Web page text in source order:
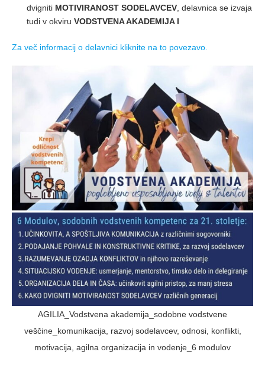
dvigniti MOTIVIRANOST SODELAVCEV , delavnica se izvaja
tudi v okviru VODSTVENA AKADEMIJA I
Za več informacij o delavnici kliknite na to povezavo.
AGILIA_Vodstvena akademija_sodobne vodstvene
veščine_komunikacija, razvoj sodelavcev, odnosi, konflikti,
motivacija, agilna organizacija in vodenje_6 modulov